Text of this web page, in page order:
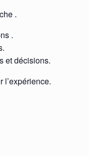
.
.
et décisions.
l’expérience.